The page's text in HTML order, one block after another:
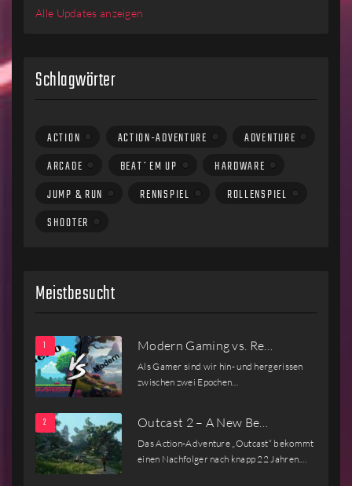
Alle Updates anzeigen
Schlagwörter
ACTION ACTION-ADVENTURE
ADVENTURE
ARCADE
BEAT´EM UP
HARDWARE
JUMP & RUN
RENNSPIEL
ROLLENSPIEL
SHOOTER
Meistbesucht
Modern Gaming vs. Re…
Als Gamer sind wir hin- und hergerissen
zwischen zwei Epochen…
Outcast 2 – A New Be…
Das Action-Adventure „Outcast“ bekommt
einen Nachfolger nach knapp 22 Jahren.…